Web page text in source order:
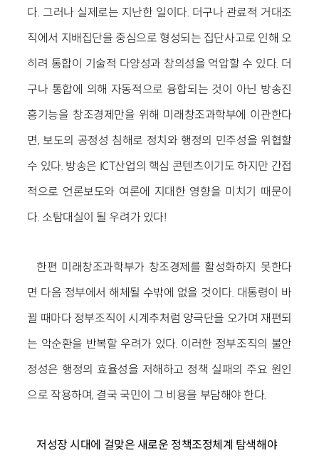
다. 그러나 실제로는 지난한 일이다. 더구나 관료적 거대조
직에서 지배집단을 중심으로 형성되는 집단사고로 인해 오
히려 통합이 기술적 다양성과 창의성을 억압할 수 있다. 더
구나 통합에 의해 자동적으로 융합되는 것이 아닌 방송진
흥기능을 창조경제만을 위해 미래창조과학부에 이관한다
면, 보도의 공정성 침해로 정치와 행정의 민주성을 위협할
수 있다. 방송은 ICT산업의 핵심 콘텐츠이기도 하지만 간접
적으로 언론보도와 여론에 지대한 영향을 미치기 때문이
다. 소탐대실이 될 우려가 있다!
한편 미래창조과학부가 창조경제를 활성화하지 못한다
면 다음 정부에서 해체될 수밖에 없을 것이다. 대통령이 바
뀔 때마다 정부조직이 시계추처럼 양극단을 오가며 재편되
는 악순환을 반복할 우려가 있다. 이러한 정부조직의 불안
정성은 행정의 효율성을 저해하고 정책 실패의 주요 원인
으로 작용하며, 결국 국민이 그 비용을 부담해야 한다.
저성장 시대에 걸맞은 새로운 정책조정체계 탐색해야